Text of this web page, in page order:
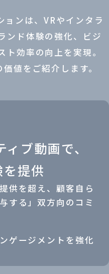
ンは、VRやインタラ
ンド体験の強化、ビジ
効率の向上を実現。
値をご紹介します。
ブ動画で、
提供
供を超え、顧客自ら
する」双方向のコミ
ゲージメントを強化